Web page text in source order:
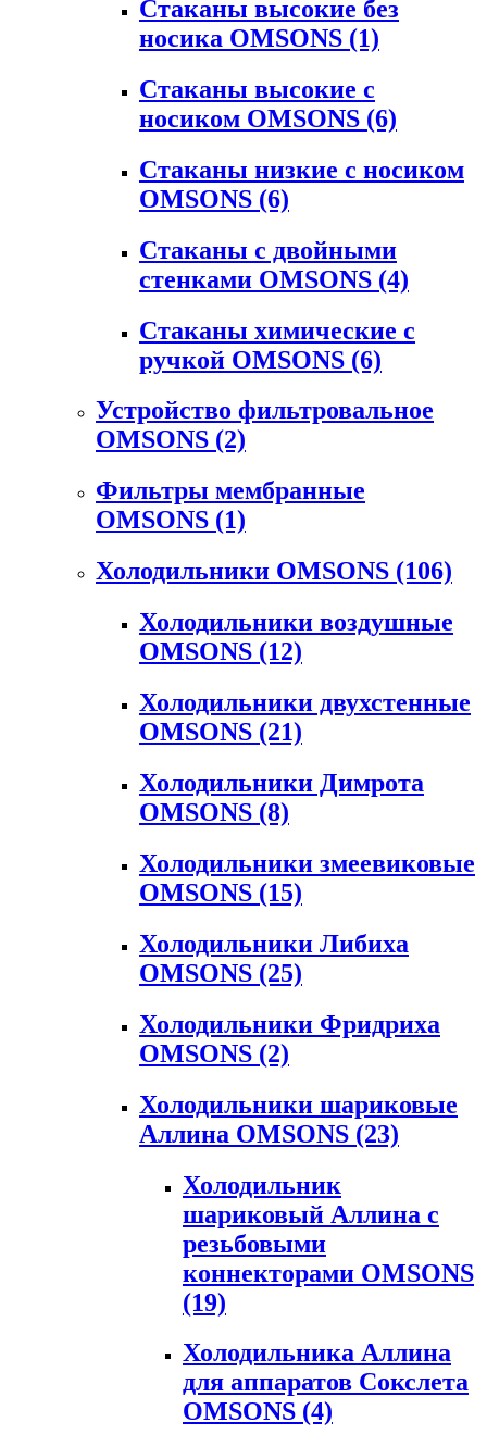
Стаканы высокие без
носика OMSONS (1)
Стаканы высокие с
носиком OMSONS (6)
Стаканы низкие с носиком
OMSONS (6)
Стаканы с двойными
стенками OMSONS (4)
Стаканы химические с
ручкой OMSONS (6)
Устройство фильтровальное
OMSONS (2)
Фильтры мембранные
OMSONS (1)
Холодильники OMSONS (106)
Холодильники воздушные
OMSONS (12)
Холодильники двухстенные
OMSONS (21)
Холодильники Димрота
OMSONS (8)
Холодильники змеевиковые
OMSONS (15)
Холодильники Либиха
OMSONS (25)
Холодильники Фридриха
OMSONS (2)
Холодильники шариковые
Аллина OMSONS (23)
Холодильник
шариковый Аллина с
резьбовыми
коннекторами OMSONS
(19)
Холодильника Аллина
для аппаратов Сокслета
OMSONS (4)